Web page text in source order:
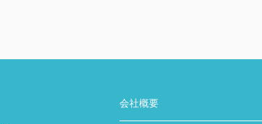
会社概要